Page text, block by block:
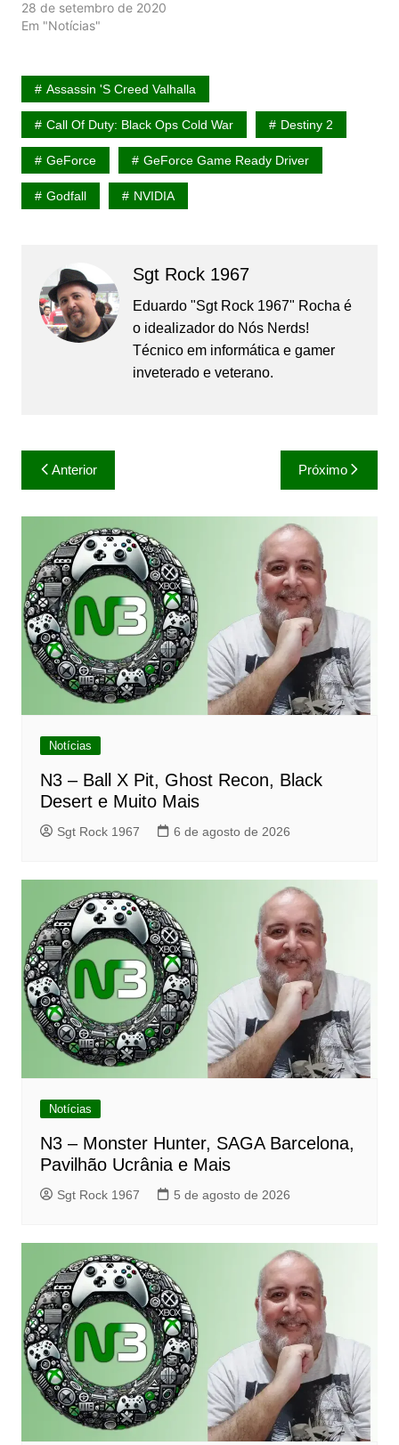
28 de setembro de 2020
Em "Notícias"
Assassin 's Creed Valhalla
Call Of Duty: Black Ops Cold War Destiny 2
GeForce GeForce Game Ready Driver
Godfall NVIDIA
Sgt Rock 1967
Eduardo "Sgt Rock 1967" Rocha é
o idealizador do Nós Nerds!
Técnico em informática e gamer
inveterado e veterano.
Navegação
de
Post
Anterior Próximo
Notícias
N3 – Ball X Pit, Ghost Recon, Black
Desert e Muito Mais
Sgt Rock 1967 6 de agosto de 2026
Notícias
N3 – Monster Hunter, SAGA Barcelona,
Pavilhão Ucrânia e Mais
Sgt Rock 1967 5 de agosto de 2026